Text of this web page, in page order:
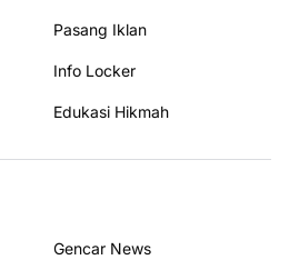
Pasang Iklan
Info Locker
Edukasi Hikmah
Gencar News